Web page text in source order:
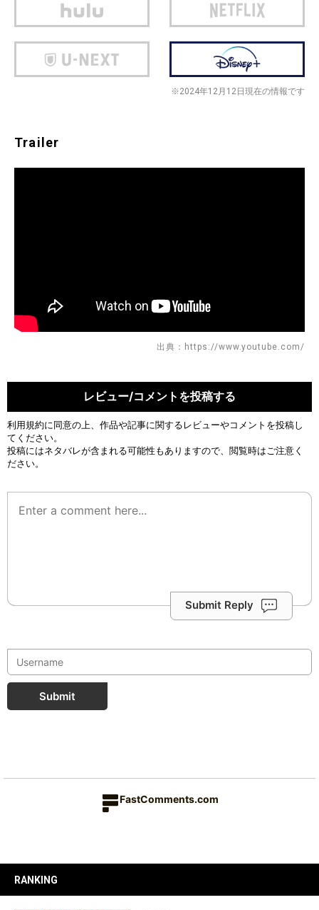
※2024年12月12日現在の情報です
Trailer
出典：https://www.youtube.com/
レビュー/コメントを投稿する
利用規約に同意の上、作品や記事に関するレビューやコメントを投稿し
てください。
投稿にはネタバレが含まれる可能性もありますので、閲覧時はご注意く
ださい。
Submit Reply
Submit
FastComments.com
RANKING